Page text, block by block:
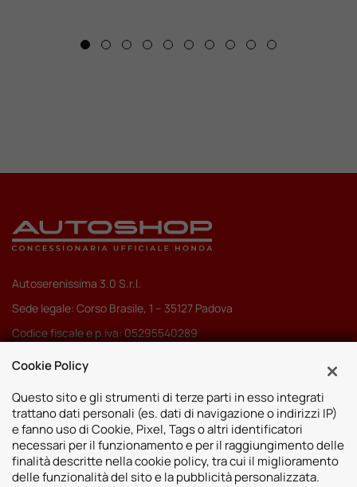
Autoserenissima 3.0 S.r.l.
Sede legale: Corso Brasile, 1 – 35127 Padova
Codice fiscale e p.iva: 05295540289
Pec:autoserenissima3.0srl@legalmail.it
Sedi
Cookie Policy
Questo sito e gli strumenti di terze parti in esso integrati
trattano dati personali (es. dati di navigazione o indirizzi IP)
e fanno uso di Cookie, Pixel, Tags o altri identificatori
necessari per il funzionamento e per il raggiungimento delle
finalità descritte nella cookie policy, tra cui il miglioramento
delle funzionalità del sito e la pubblicità personalizzata.